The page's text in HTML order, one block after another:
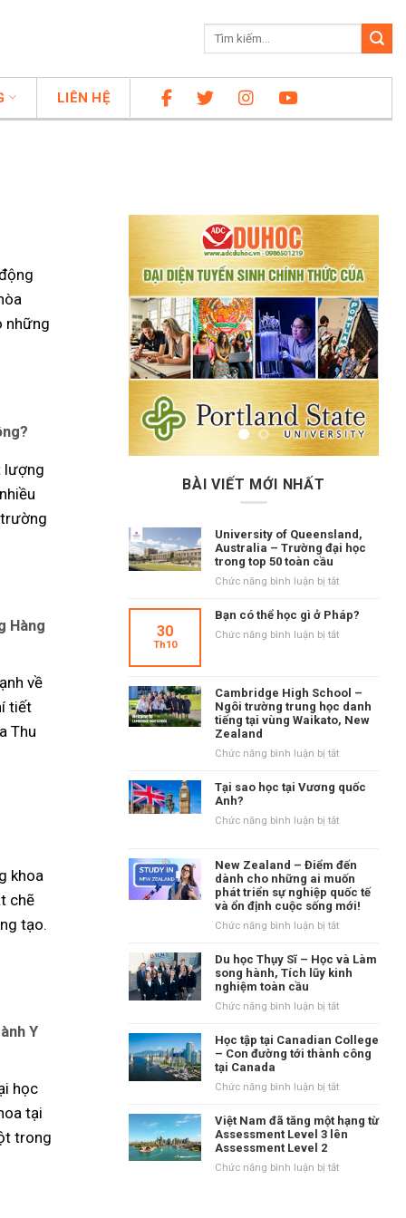
LIÊN HỆ
những
lượng
Hàng
về
tiết
Thu
khoa
chẽ
tạo.
Y
học
tại
trong
BÀI VIẾT MỚI NHẤT
University of Queensland,
Australia – Trường đại học
trong top 50 toàn cầu
Chức năng bình luận bị tắtở
of
đại
học
trong
50
cầu
30
Th10
Bạn có thể học gì ở Pháp?
Chức năng bình luận bị tắtở
học
gì
ở
Cambridge High School –
Ngôi trường trung học danh
tiếng tại vùng Waikato, New
Zealand
Chức năng bình luận bị tắtở
High
trung
học
danh
tiếng
tại
Waikato,
New
Tại sao học tại Vương quốc
Anh?
Chức năng bình luận bị tắtở
học
tại
Vương
quốc
Anh?
New Zealand – Điểm đến
dành cho những ai muốn
phát triển sự nghiệp quốc tế
và ổn định cuộc sống mới!
Chức năng bình luận bị tắtở
Zealand
–
đến
cho
những
sự
nghiệp
tế
Du học Thụy Sĩ – Học và Làm
song hành, Tích lũy kinh
nghiệm toàn cầu
Chức năng bình luận bị tắtở
học
Thụy
–
và
Làm
Học tập tại Canadian College
– Con đường tới thành công
tại Canada
Chức năng bình luận bị tắtở
tập
tại
College
Việt Nam đã tăng một hạng từ
Assessment Level 3 lên
Assessment Level 2
Chức năng bình luận bị tắtở